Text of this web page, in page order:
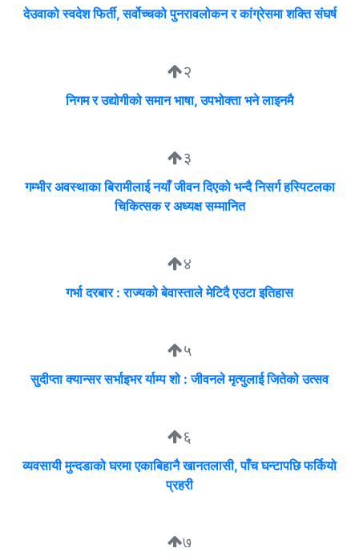
देउवाको स्वदेश फिर्ती, सर्वोच्चको पुनरावलोकन र कांग्रेसमा शक्ति संघर्ष
२
निगम र उद्योगीको समान भाषा, उपभोक्ता भने लाइनमै
३
गम्भीर अवस्थाका बिरामीलाई नयाँ जीवन दिएको भन्दै निसर्ग हस्पिटलका
चिकित्सक र अध्यक्ष सम्मानित
४
गर्भा दरबार : राज्यको बेवास्ताले मेटिदै एउटा इतिहास
५
सुदीप्ता क्यान्सर सर्भाइभर र्याम्प शो : जीवनले मृत्युलाई जितेको उत्सव
६
व्यवसायी मुन्दडाको घरमा एकाबिहानै खानतलासी, पाँच घन्टापछि फर्कियो
प्रहरी
७